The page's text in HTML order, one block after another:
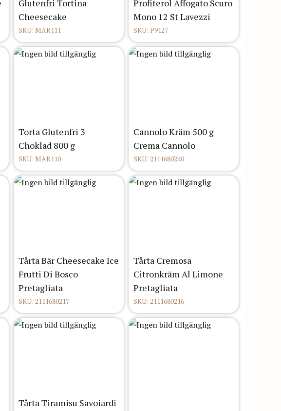
Glutenfri Tortina
Cheesecake
SKU: MAR111
Profiterol Affogato Scuro
Mono 12 St Lavezzi
SKU: P9127
Torta Glutenfri 3
Choklad 800 g
SKU: MAR110
Cannolo Kräm 500 g
Crema Cannolo
SKU: 2111680240
Tårta Bär Cheesecake Ice
Frutti Di Bosco
Pretagliata
SKU: 2111680217
Tårta Cremosa
Citronkräm Al Limone
Pretagliata
SKU: 2111680216
Tårta Tiramisu Savoiardi